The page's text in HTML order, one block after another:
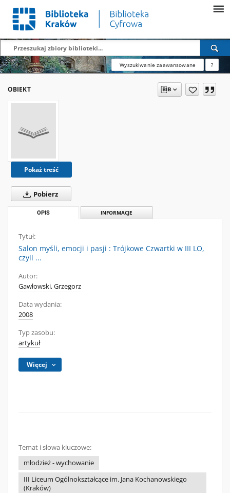
Wyszukiwanie zaawansowane ?
OBIEKT
Pokaż treść
Pobierz
OPIS INFORMACJE
Tytuł:
Salon myśli, emocji i pasji : Trójkowe Czwartki w III LO,
czyli ...
Autor:
Gawłowski, Grzegorz
Data wydania:
2008
Typ zasobu:
artykuł
Więcej
Temat i słowa kluczowe:
młodzież - wychowanie
III Liceum Ogólnokształcące im. Jana Kochanowskiego
(Kraków)